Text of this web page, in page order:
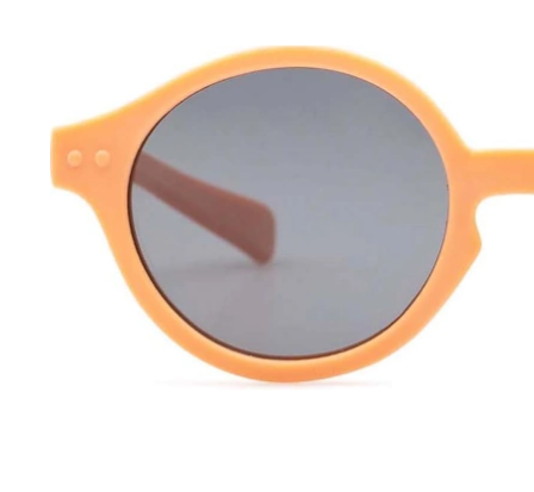
Largeur des verres
31 mm
Largeur des verres
35 mm
Largeur des verres
Largeur
des verres